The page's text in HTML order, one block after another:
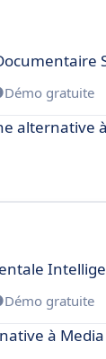
Démo gratuite
alternative
Démo gratuite
à